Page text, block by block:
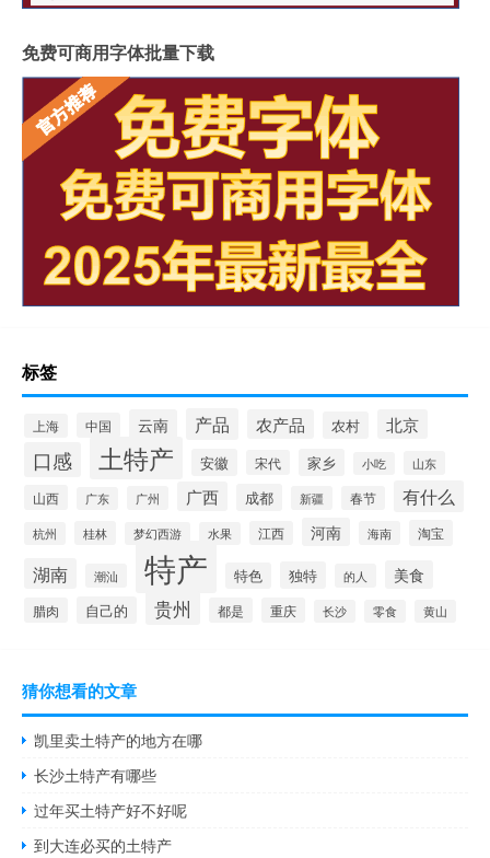
免费可商用字体批量下载
标签
上海 中国 云南 产品 农产品 农村 北京
口感 土特产 安徽 宋代 家乡 小吃 山东
山西 广东 广州 广西 成都 新疆 春节 有什么
杭州 桂林 梦幻西游 水果 江西 河南 海南 淘宝
湖南 潮汕 特产 特色 独特 的人 美食
腊肉 自己的 贵州 都是 重庆 长沙 零食 黄山
猜你想看的文章
凯里卖土特产的地方在哪
长沙土特产有哪些
过年买土特产好不好呢
到大连必买的土特产